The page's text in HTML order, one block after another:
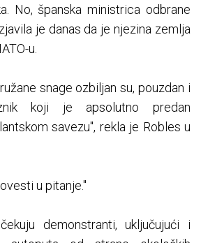
No, španska ministrica odbrane
je danas da je njezina zemlja
u.
snage ozbiljan su, pouzdan i
koji je apsolutno predan
savezu", rekla je Robles u
u pitanje."
demonstranti, uključujući i